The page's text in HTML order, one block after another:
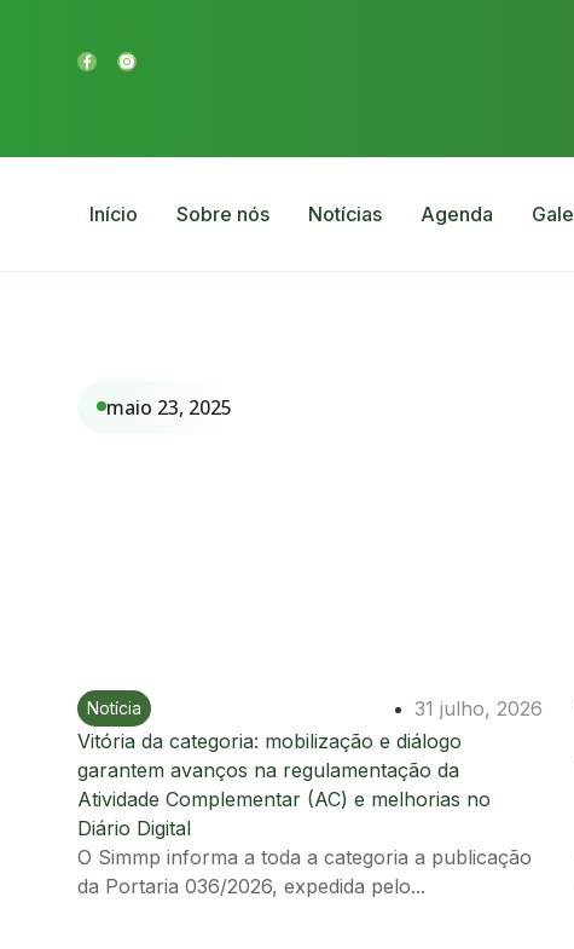
Início Sobre nós Notícias Agenda
maio 23, 2025
Ir para postagem
Notícia
31 julho, 2026
Vitória da categoria: mobilização e diálogo
garantem avanços na regulamentação da
Atividade Complementar (AC) e melhorias no
Diário Digital
O Simmp informa a toda a categoria a publicação
da Portaria 036/2026, expedida pelo...